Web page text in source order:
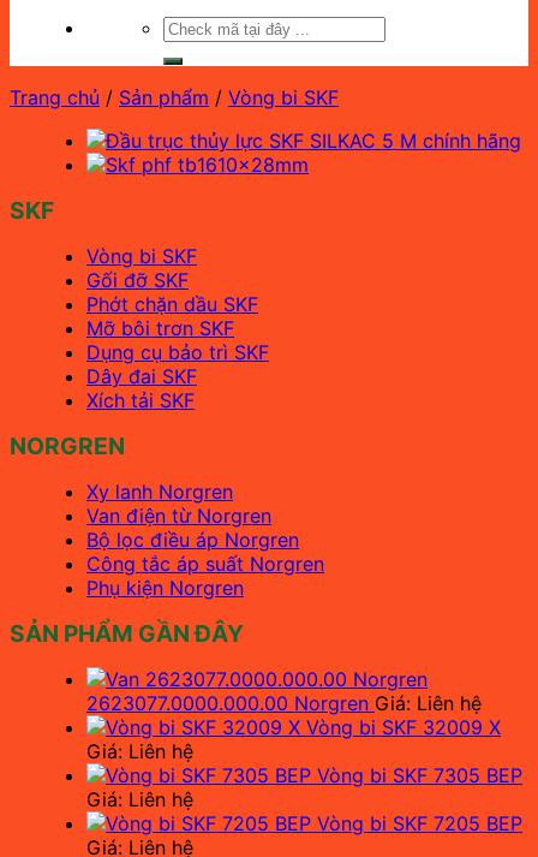
Tìm
Trang chủ / Sản phẩm / Vòng bi SKF
SKF
Vòng bi SKF
Gối đỡ SKF
Phớt chặn dầu SKF
Mỡ bôi trơn SKF
Dụng cụ bảo trì SKF
Dây đai SKF
Xích tải SKF
NORGREN
Xy lanh Norgren
Van điện từ Norgren
Bộ lọc điều áp Norgren
Công tắc áp suất Norgren
Phụ kiện Norgren
SẢN PHẨM GẦN ĐÂY
2623077.0000.000.00 Norgren Giá: Liên hệ
Vòng bi SKF 32009 X
Giá: Liên hệ
Vòng bi SKF 7305 BEP
Giá: Liên hệ
Vòng bi SKF 7205 BEP
Giá: Liên hệ